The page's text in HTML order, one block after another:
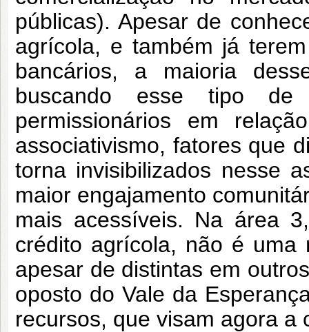
públicas). Apesar de
agrícola, e também já
bancários, a maioria
buscando esse tipo
permissionários em
associativismo, fatores que
torna invisibilizados nesse
maior engajamento
mais acessíveis. Na área
crédito agrícola, não é
apesar de distintas em
oposto do Vale da
recursos, que visam agora a